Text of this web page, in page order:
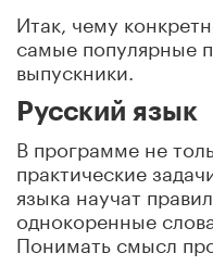
Итак, чему
самые популярные
выпускники.
Русский язык
В программе не
практические
языка научат
однокоренные
Понимать смысл